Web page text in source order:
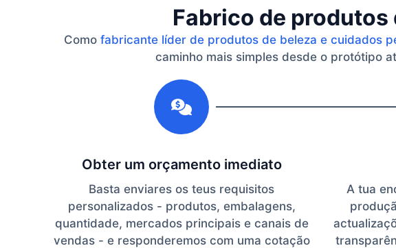
Fabrico de produtos
Como fabricante líder de produtos de beleza e cuidados
caminho mais simples desde o protótipo
Obter um orçamento imediato
Basta enviares os teus requisitos
personalizados - produtos, embalagens,
quantidade, mercados principais e canais de
vendas - e responderemos com uma cotação
A tua